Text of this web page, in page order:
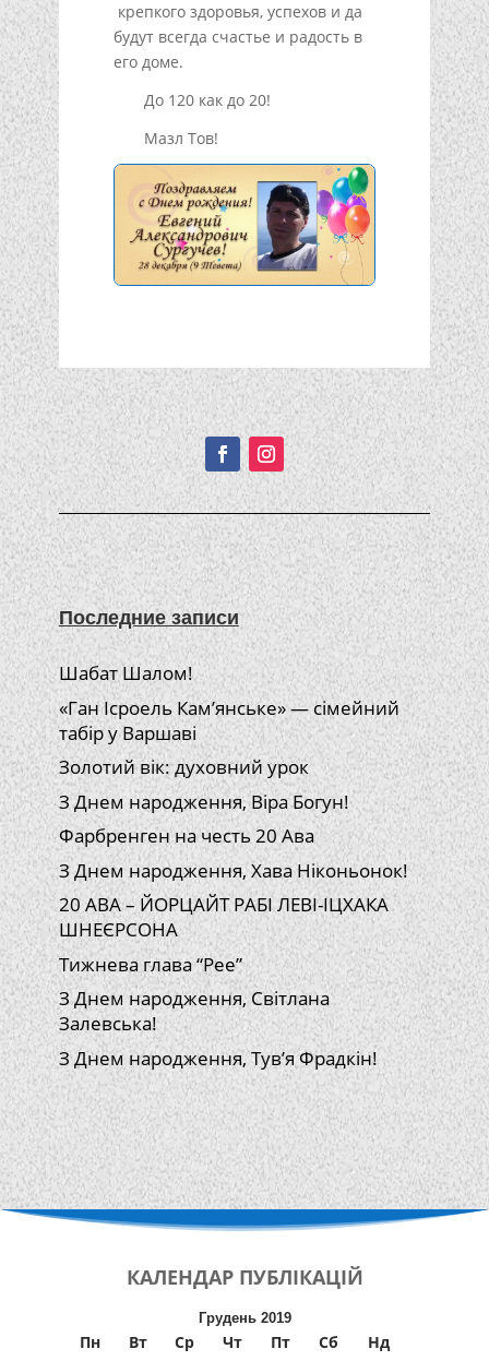
крепкого здоровья, успехов и да
будут всегда счастье и радость в
его доме.
До 120 как до 20!
Мазл Тов!
Подписывайтесь!
Последние записи
Шабат Шалом!
«Ган Ісроель Кам’янське» — сімейний
табір у Варшаві
Золотий вік: духовний урок
З Днем народження, Віра Богун!
Фарбренген на честь 20 Ава
З Днем народження, Хава Ніконьонок!
20 АВА – ЙОРЦАЙТ РАБІ ЛЕВІ-ІЦХАКА
ШНЕЄРСОНА
Тижнева глава “Рее”
З Днем народження, Світлана
Залевська!
З Днем народження, Тув’я Фрадкін!
КАЛЕНДАР ПУБЛІКАЦІЙ
Грудень 2019
Пн Вт Ср Чт Пт Сб
Нд